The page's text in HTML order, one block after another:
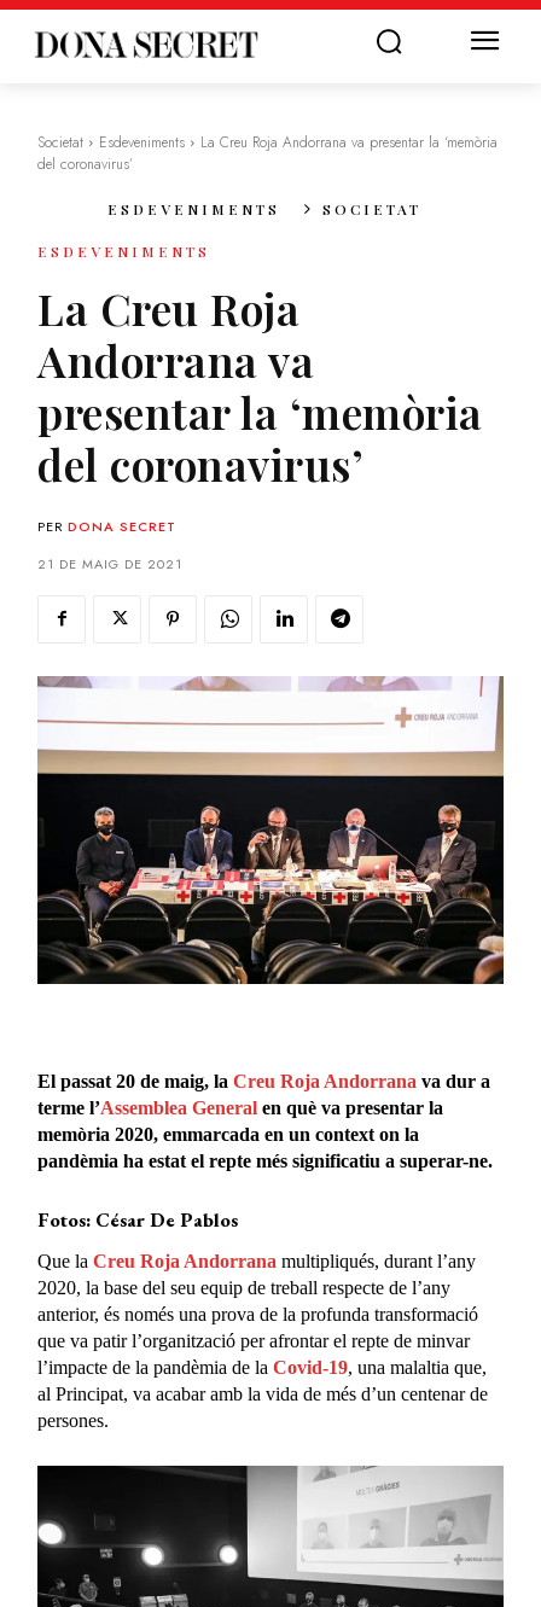
Societat Esdeveniments
La Creu Roja Andorrana va presentar la ‘memòria
del coronavirus’
ESDEVENIMENTS SOCIETAT
ESDEVENIMENTS
La Creu Roja
Andorrana va
presentar la ‘memòria
del coronavirus’
PER DONA SECRET
21 DE MAIG DE 2021
El passat 20 de maig, laCreu Roja Andorrana va dur a
terme l’Assemblea General en què va presentar la
memòria 2020, emmarcada en un context on la
pandèmia ha estat el repte més significatiu a superar-ne.
Fotos: César De Pablos
Que laCreu Roja Andorrana multipliqués, durant l’any
2020, la base del seu equip de treball respecte de l’any
anterior, és només una prova de la profunda transformació
que va patir l’organització per afrontar el repte de minvar
l’impacte de la pandèmia de laCovid-19, una malaltia que,
al Principat, va acabar amb la vida de més d’un centenar de
persones.